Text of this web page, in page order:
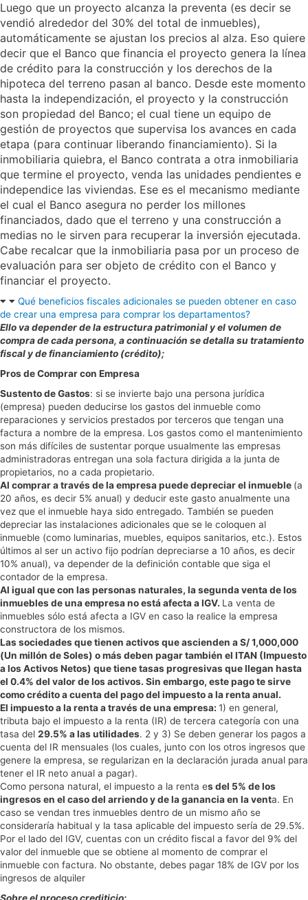
Luego que un proyecto alcanza la preventa (es decir se
vendió alrededor del 30% del total de inmuebles),
automáticamente se ajustan los precios al alza. Eso quiere
decir que el Banco que financia el proyecto genera la línea
de crédito para la construcción y los derechos de la
hipoteca del terreno pasan al banco. Desde este momento
hasta la independización, el proyecto y la construcción
son propiedad del Banco; el cual tiene un equipo de
gestión de proyectos que supervisa los avances en cada
etapa (para continuar liberando financiamiento). Si la
inmobiliaria quiebra, el Banco contrata a otra inmobiliaria
que termine el proyecto, venda las unidades pendientes e
independice las viviendas. Ese es el mecanismo mediante
el cual el Banco asegura no perder los millones
financiados, dado que el terreno y una construcción a
medias no le sirven para recuperar la inversión ejecutada.
Cabe recalcar que la inmobiliaria pasa por un proceso de
evaluación para ser objeto de crédito con el Banco y
financiar el proyecto.
Qué beneficios fiscales adicionales se pueden obtener en caso
de crear una empresa para comprar los departamentos?
Ello va depender de la estructura patrimonial y el volumen de
compra de cada persona, a continuación se detalla su tratamiento
fiscal y de financiamiento (crédito);
Pros de Comprar con Empresa
Sustento de Gastos: si se invierte bajo una persona jurídica
(empresa) pueden deducirse los gastos del inmueble como
reparaciones y servicios prestados por terceros que tengan una
factura a nombre de la empresa. Los gastos como el mantenimiento
son más difíciles de sustentar porque usualmente las empresas
administradoras entregan una sola factura dirigida a la junta de
propietarios, no a cada propietario.
Al comprar a través de la empresa puede depreciar el inmueble (a
20 años, es decir 5% anual) y deducir este gasto anualmente una
vez que el inmueble haya sido entregado. También se pueden
depreciar las instalaciones adicionales que se le coloquen al
inmueble (como luminarias, muebles, equipos sanitarios, etc.). Estos
últimos al ser un activo fijo podrían depreciarse a 10 años, es decir
10% anual), va depender de la definición contable que siga el
contador de la empresa.
Al igual que con las personas naturales, la segunda venta de los
inmuebles de una empresa no está afecta a IGV. La venta de
inmuebles sólo está afecta a IGV en caso la realice la empresa
constructora de los mismos.
Las sociedades que tienen activos que ascienden a S/ 1,000,000
(Un millón de Soles) o más deben pagar también el ITAN (Impuesto
a los Activos Netos) que tiene tasas progresivas que llegan hasta
el 0.4% del valor de los activos. Sin embargo, este pago te sirve
como crédito a cuenta del pago del impuesto a la renta anual.
El impuesto a la renta a través de una empresa: 1) en general,
tributa bajo el impuesto a la renta (IR) de tercera categoría con una
tasa del 29.5% a las utilidades. 2 y 3) Se deben generar los pagos a
cuenta del IR mensuales (los cuales, junto con los otros ingresos que
genere la empresa, se regularizan en la declaración jurada anual para
tener el IR neto anual a pagar).
Como persona natural, el impuesto a la renta es del 5% de los
ingresos en el caso del arriendo y de la ganancia en la venta. En
caso se vendan tres inmuebles dentro de un mismo año se
consideraría habitual y la tasa aplicable del impuesto sería de 29.5%.
Por el lado del IGV, cuentas con un crédito fiscal a favor del 9% del
valor del inmueble que se obtiene al momento de comprar el
inmueble con factura. No obstante, debes pagar 18% de IGV por los
ingresos de alquiler